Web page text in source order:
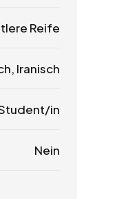
Reife
Iranisch
in
Nein